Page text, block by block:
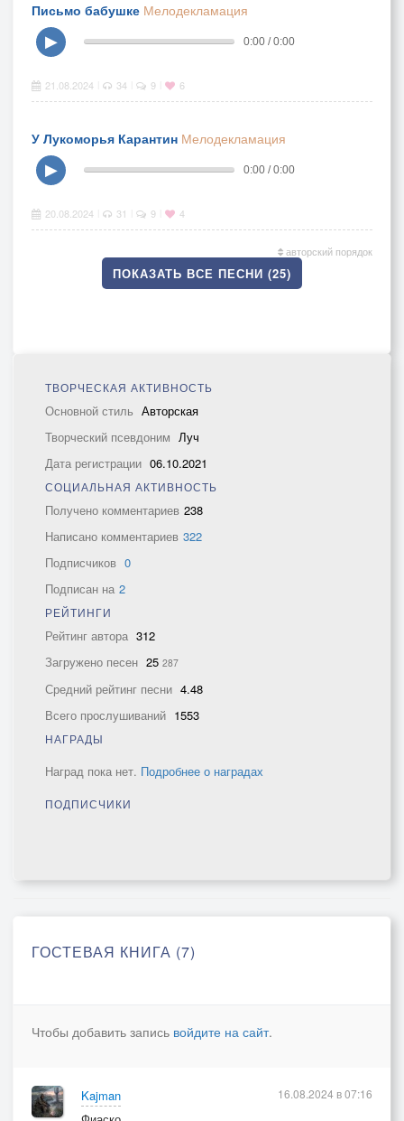
Письмо бабушке Мелодекламация
▶
0:00 / 0:00
21.08.2024 34 9 6
У Лукоморья Карантин Мелодекламация
▶
0:00 / 0:00
20.08.2024 31 9 4
авторский порядок
ПОКАЗАТЬ ВСЕ ПЕСНИ (25)
ТВОРЧЕСКАЯ АКТИВНОСТЬ
Основной стиль Авторская
Творческий псевдоним Луч
Дата регистрации 06.10.2021
СОЦИАЛЬНАЯ АКТИВНОСТЬ
Получено комментариев 238
Написано комментариев 322
Подписчиков 0
Подписан на 2
РЕЙТИНГИ
Рейтинг автора 312
Загружено песен 25 287
Средний рейтинг песни 4.48
Всего прослушиваний 1553
НАГРАДЫ
Наград пока нет. Подробнее о наградах
ПОДПИСЧИКИ
ГОСТЕВАЯ КНИГА (7)
Чтобы добавить запись войдите на сайт.
Kajman
16.08.2024 в 07:16